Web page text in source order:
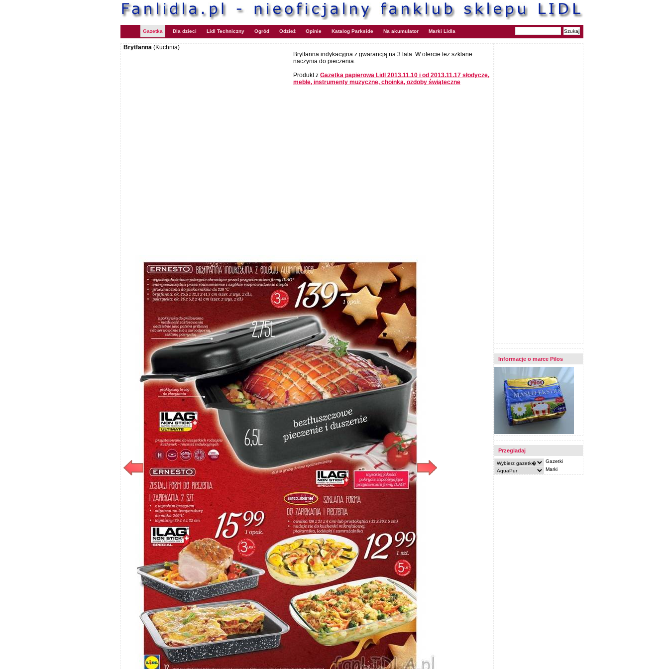
Gazetka Dla dzieci Lidl Techniczny Ogród Odzież Opinie Katalog Parkside Na akumulator Marki Lidla
Brytfanna (Kuchnia)
Brytfanna indykacyjna z gwarancją na 3 lata. W ofercie też szklane
naczynia do pieczenia.
Produkt z Gazetka papierowa Lidl 2013.11.10 i od 2013.11.17 słodycze,
meble, instrumenty muzyczne, choinka, ozdoby świąteczne
Informacje o marce Pilos
Przegladaj
Gazetki
Marki